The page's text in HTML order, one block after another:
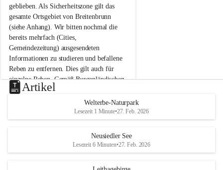
b
r
u
n
n
a
m
N
e
u
s
d
S
geblieben. Als Sicherheitszone gilt das
gesamte Ortsgebiet von Breitenbrunn
(siehe Anhang). Wir bitten nochmal die
bereits mehrfach (Cities,
Gemeindezeitung) ausgesendeten
Informationen zu studieren und befallene
Reben zu entfernen. Dies gilt auch für
einzelne Reben. Gemäß Burgenländischen
Weinbaugesetz sind nicht gepflegte oder
unzulässige Weingärten zu roden! Bitte
helfen wir zusammen um unsere Winzer
vor den prognostizierten Ernteausfällen
und den daraus folgenden wirtschaftlichen
u
e
d
r
S
Artikel
Welterbe-Naturpark
Lesezeit 1 Minute•27. Feb. 2026
Neusiedler See
Lesezeit 6 Minuten•27. Feb. 2026